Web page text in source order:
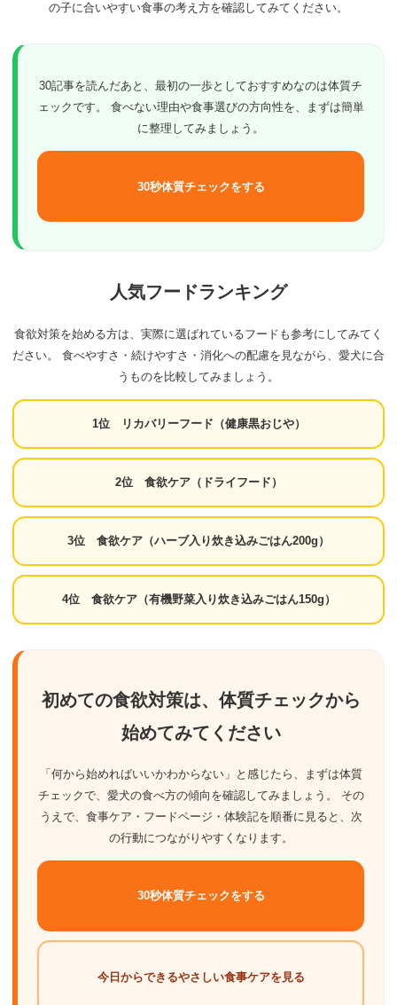
の子に合いやすい食事の考え方を確認してみてください。
30記事を読んだあと、最初の一歩としておすすめなのは体質チ
ェックです。 食べない理由や食事選びの方向性を、まずは簡単
に整理してみましょう。
30秒体質チェックをする
人気フードランキング
食欲対策を始める方は、実際に選ばれているフードも参考にしてみてく
ださい。 食べやすさ・続けやすさ・消化への配慮を見ながら、愛犬に合
うものを比較してみましょう。
1位 リカバリーフード（健康黒おじや）
2位 食欲ケア（ドライフード）
3位 食欲ケア（ハーブ入り炊き込みごはん200g）
4位 食欲ケア（有機野菜入り炊き込みごはん150g）
初めての食欲対策は、体質チェックから
始めてみてください
「何から始めればいいかわからない」と感じたら、まずは体質
チェックで、愛犬の食べ方の傾向を確認してみましょう。 その
うえで、食事ケア・フードページ・体験記を順番に見ると、次
の行動につながりやすくなります。
30秒体質チェックをする
今日からできるやさしい食事ケアを見る